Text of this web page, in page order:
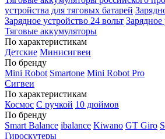
устройства для тяговых батарей
Зарядное устройство 24 вольт Зарядное
Тяговые аккумуляторы
По характеристикам
Детские Минисигвеи
По бренду
Mini Robot Smartone Mini Robot Pro
Сигвеи
По характеристикам
Космос С ручкой 10 дюймов
По бренду
Smart Balance ibalance Kiwano GT Giro
Гироскутеры